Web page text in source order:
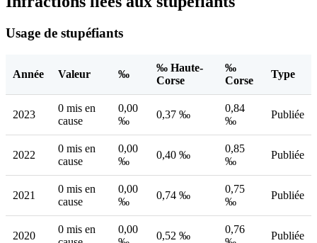
Usage de stupéfiants
Année Valeur ‰
‰ Haute-
Corse
‰
Corse
Type
2023
0 mis en
cause
0,00
‰
0,37 ‰
0,84
‰
Publiée
2022
0 mis en
cause
0,00
‰
0,40 ‰
0,85
‰
Publiée
2021
0 mis en
cause
0,00
‰
0,74 ‰
0,75
‰
Publiée
2020
0 mis en
0,00
0,52 ‰
0,76
Publiée